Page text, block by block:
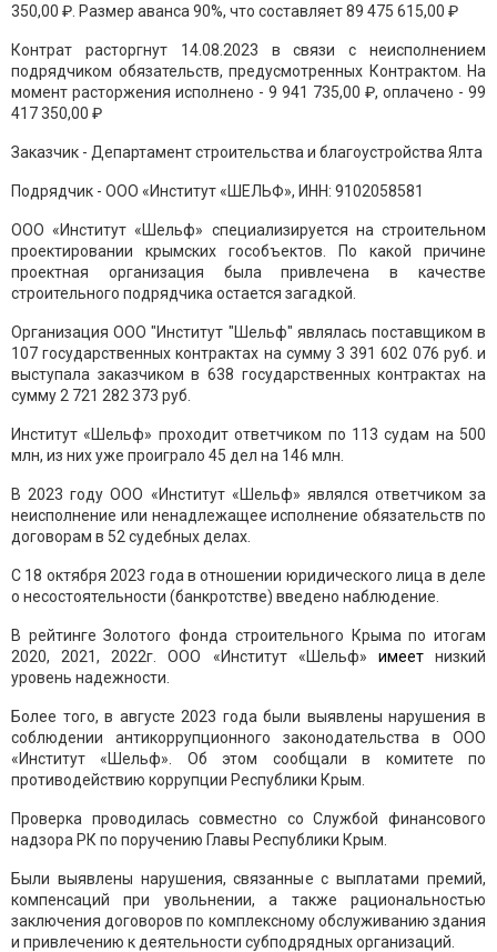
350,00 ₽. Размер аванса 90%, что составляет89 475 615,00 ₽
Контрат расторгнут 14.08.2023 в связи с неисполнением
подрядчиком обязательств, предусмотренных Контрактом. На
момент расторжения исполнено - 9 941 735,00 ₽, оплачено - 99
417 350,00 ₽
Заказчик - Департамент строительства и благоустройства Ялта
Подрядчик - ООО «Институт «ШЕЛЬФ», ИНН: 9102058581
ООО «Институт «Шельф» специализируется на строительном
проектировании крымских гособъектов. По какой причине
проектная организация была привлечена в качестве
строительного подрядчика остается загадкой.
Организация ООО "Институт "Шельф" являлась поставщиком в
107 государственных контрактах на сумму 3 391 602 076 руб. и
выступала заказчиком в 638 государственных контрактах на
сумму 2 721 282 373 руб.
Институт «Шельф» проходит ответчиком по 113 судам на 500
млн, из них уже проиграло 45 дел на 146 млн.
В 2023 году ООО «Институт «Шельф» являлся ответчиком за
неисполнение или ненадлежащее исполнение обязательств по
договорам в 52 судебных делах.
С 18 октября 2023 года в отношении юридического лица в деле
о несостоятельности (банкротстве) введено наблюдение.
В рейтинге Золотого фонда строительного Крыма по итогам
2020, 2021, 2022г. ООО «Институт «Шельф» имеетнизкий
уровень надежности.
Более того, в августе 2023 года были выявлены нарушения в
соблюдении антикоррупционного законодательства в ООО
«Институт «Шельф». Об этом сообщали в комитете по
противодействию коррупции Республики Крым.
Проверка проводилась совместно со Службой финансового
надзора РК по поручению Главы Республики Крым.
Были выявлены нарушения, связанные с выплатами премий,
компенсаций при увольнении, а также рациональностью
заключения договоров по комплексному обслуживанию здания
и привлечению к деятельности субподрядных организаций.